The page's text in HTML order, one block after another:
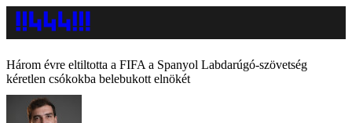
Három évre eltiltotta a FIFA a Spanyol Labdarúgó-szövetség
kéretlen csókokba belebukott elnökét